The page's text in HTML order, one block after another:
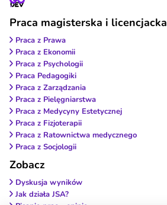
Praca magisterska i licencjacka
Praca z Prawa
Praca z Ekonomii
Praca z Psychologii
Praca Pedagogiki
Praca z Zarządzania
Praca z Pielęgniarstwa
Praca z Medycyny Estetycznej
Praca z Fizjoterapii
Praca z Ratownictwa medycznego
Praca z Socjologii
Zobacz
Dyskusja wyników
Jak działa JSA?